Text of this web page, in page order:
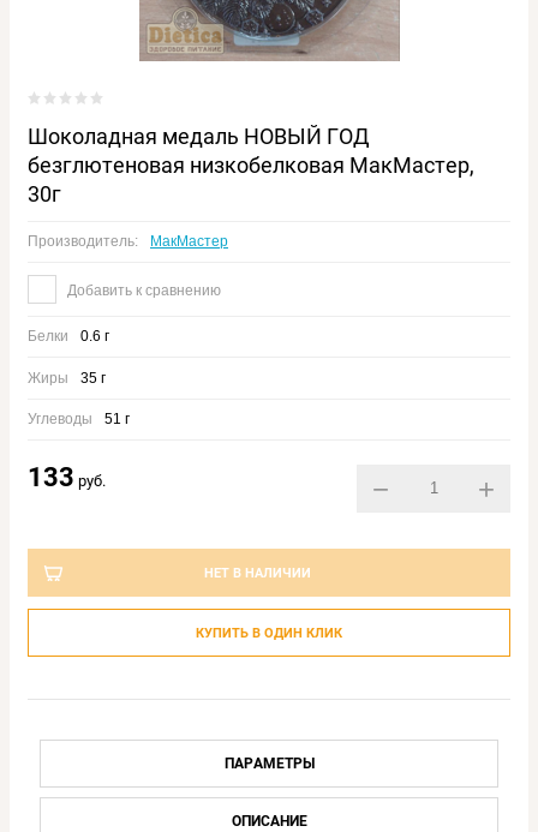
Шоколадная медаль НОВЫЙ ГОД
безглютеновая низкобелковая МакМастер,
30г
Производитель: МакМастер
Добавить к сравнению
Белки 0.6 г
Жиры 35 г
Углеводы 51 г
133 руб. − +
НЕТ В НАЛИЧИИ
КУПИТЬ В ОДИН КЛИК
ПАРАМЕТРЫ
ОПИСАНИЕ